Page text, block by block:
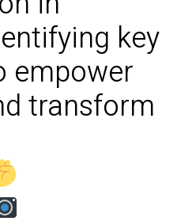
key
empower
transform